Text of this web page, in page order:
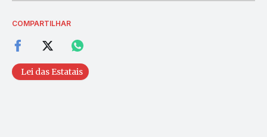
COMPARTILHAR
Lei das Estatais